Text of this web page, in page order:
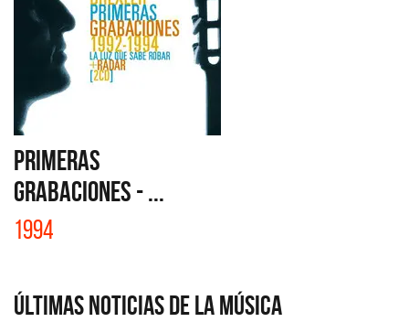
PRIMERAS
GRABACIONES - ...
1994
Últimas Noticias de la Música